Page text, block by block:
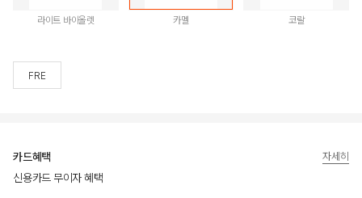
라이트 바이올렛 카멜 코랄
FRE
카드혜택
신용카드 무이자 혜택
자세히